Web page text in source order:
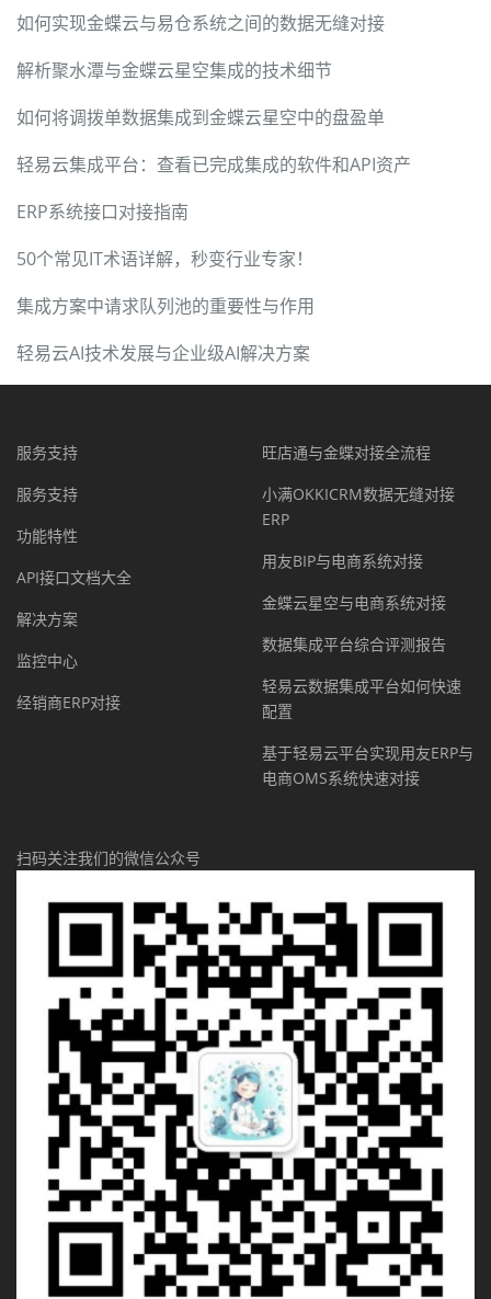
如何实现金蝶云与易仓系统之间的数据无缝对接
解析聚水潭与金蝶云星空集成的技术细节
如何将调拨单数据集成到金蝶云星空中的盘盈单
轻易云集成平台：查看已完成集成的软件和API资产
ERP系统接口对接指南
50个常见IT术语详解，秒变行业专家！
集成方案中请求队列池的重要性与作用
轻易云AI技术发展与企业级AI解决方案
服务支持
服务支持
功能特性
API接口文档大全
解决方案
监控中心
经销商ERP对接
旺店通与金蝶对接全流程
小满OKKICRM数据无缝对接
ERP
用友BIP与电商系统对接
金蝶云星空与电商系统对接
数据集成平台综合评测报告
轻易云数据集成平台如何快速
配置
基于轻易云平台实现用友ERP与
电商OMS系统快速对接
扫码关注我们的微信公众号